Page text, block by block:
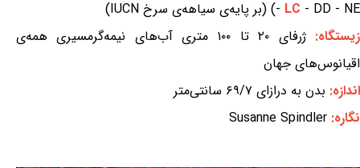
- LC - DD - NE) (بر پایه‌ی سیاهه‌ی سرخ IUCN)
زیستگاه:
ژرفای ۲۰ تا ۱۰۰ متری آب‌های نیمه‌گرمسیری همه‌ی
اقیانوس‌های جهان
اندازه: بدن به درازای ۶۹/۷ سانتی‌متر
نگاره: Susanne Spindler